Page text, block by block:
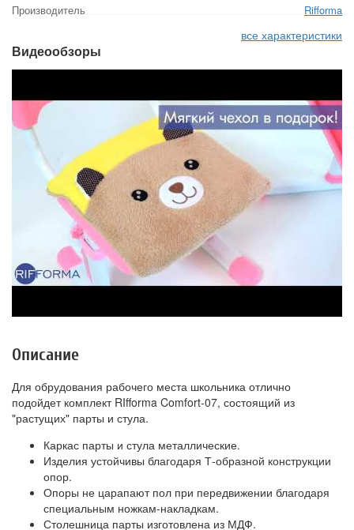
Производитель Rifforma
все характеристики
Видеообзоры
Описание
Для обрудования рабочего места школьника отлично
подойдет комплект RIfforma Comfort-07, состоящий из
"растущих" парты и стула.
Каркас парты и стула металлические.
Изделия устойчивы благодаря Т-образной конструкции
опор.
Опоры не царапают пол при передвижении благодаря
специальным ножкам-накладкам.
Столешница парты изготовлена из МДФ.